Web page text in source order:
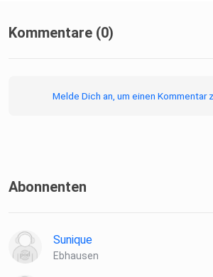
Kommentare (0)
Melde Dich an, um einen Kommentar
Abonnenten
Sunique
Ebhausen